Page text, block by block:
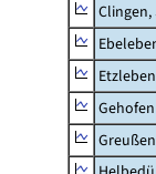
Etzleben
Gehofen